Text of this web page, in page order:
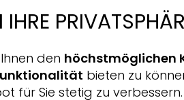
OFT
Aktiv
Inaktiv
den höchstmöglichen
bieten zu
für Sie stetig zu verbessern.